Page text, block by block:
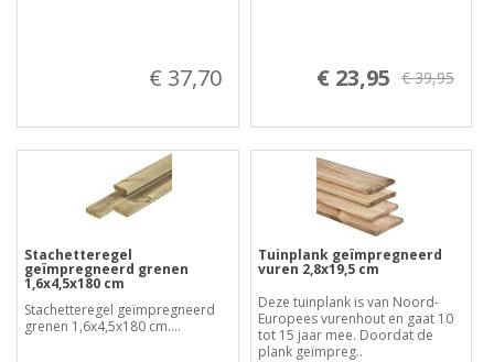
€ 37,70 € 23,95 € 39,95
Stachetteregel
geïmpregneerd grenen
1,6x4,5x180 cm
Stachetteregel geïmpregneerd
grenen 1,6x4,5x180 cm....
Tuinplank geïmpregneerd
vuren 2,8x19,5 cm
Deze tuinplank is van Noord-
Europees vurenhout en gaat 10
tot 15 jaar mee. Doordat de
plank geïmpreg..